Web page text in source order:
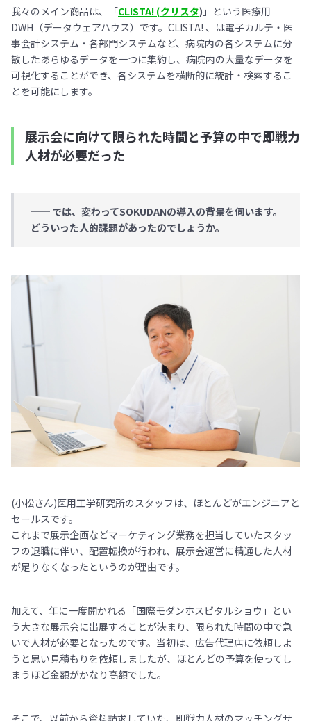
我々のメイン商品は、「CLISTA! (クリスタ) 」という医療用
DWH（データウェアハウス）です。CLISTA! 、は電子カルテ・医
事会計システム・各部門システムなど、病院内の各システムに分
散したあらゆるデータを一つに集約し、病院内の大量なデータを
可視化することができ、各システムを横断的に統計・検索するこ
とを可能にします。
展示会に向けて限られた時間と予算の中で即戦力
人材が必要だった
── では、変わってSOKUDANの導入の背景を伺います。
どういった人的課題があったのでしょうか。
(小松さん)医用工学研究所のスタッフは、ほとんどがエンジニアと
セールスです。
これまで展示企画などマーケティング業務を担当していたスタッ
フの退職に伴い、配置転換が行われ、展示会運営に精通した人材
が足りなくなったというのが理由です。
加えて、年に一度開かれる「国際モダンホスピタルショウ」とい
う大きな展示会に出展することが決まり、限られた時間の中で急
いで人材が必要となったのです。当初は、広告代理店に依頼しよ
うと思い見積もりを依頼しましたが、ほとんどの予算を使ってし
まうほど金額がかなり高額でした。